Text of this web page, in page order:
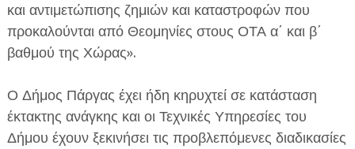
ΠΛΗΡΟΦΟΡΙΕΣ
και αντιμετώπισης ζημιών και καταστροφών που
προκαλούνται από Θεομηνίες στους ΟΤΑ α΄ και β΄
βαθμού της Χώρας».
Ο Δήμος Πάργας έχει ήδη κηρυχτεί σε κατάσταση
έκτακτης ανάγκης και οι Τεχνικές Υπηρεσίες του
Δήμου έχουν ξεκινήσει τις προβλεπόμενες διαδικασίες